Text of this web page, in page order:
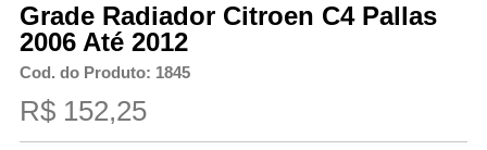
Grade Radiador Citroen C4 Pallas
2006 Até 2012
Cod. do Produto: 1845
R$ 152,25